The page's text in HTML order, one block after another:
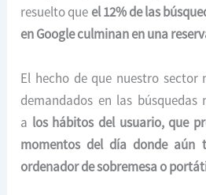
resuelto que el 12% de las
en Google culminan en una
El hecho de que nuestro sector
demandados en las búsquedas
a los hábitos del usuario, que
momentos del día donde aún
ordenador de sobremesa o